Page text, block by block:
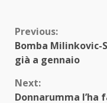
Continue
Reading
Previous:
Bomba Milinkovic-
già a gennaio
Next:
Donnarumma